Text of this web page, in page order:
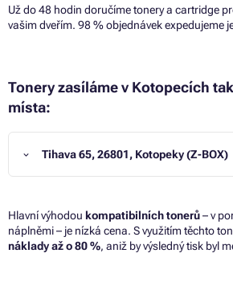
Už do 48 hodin doručíme tonery a cartridge
vašim dveřím. 98 % objednávek expedujeme
Tonery zasíláme v Kotopecích
místa:
Tihava 65, 26801, Kotopeky (Z-BOX)
Hlavní výhodou kompatibilních tonerů– v
náplněmi – je nízká cena. S využitím těchto
náklady až o 80 %, aniž by výsledný tisk byl